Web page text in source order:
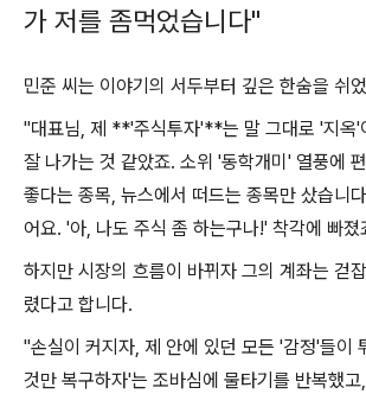
가 저를 좀먹었습니다"
민준 씨는 이야기의 서두부터 깊은 한숨을 쉬
"대표님, 제 **'주식투자'**는 말 그대로 '지옥'
잘 나가는 것 같았죠. 소위 '동학개미' 열풍에
좋다는 종목, 뉴스에서 떠드는 종목만 샀습니
어요. '아, 나도 주식 좀 하는구나!' 착각에 빠졌
하지만 시장의 흐름이 바뀌자 그의 계좌는 걷
렸다고 합니다.
"손실이 커지자, 제 안에 있던 모든 '감정'들이
것만 복구하자'는 조바심에 물타기를 반복했